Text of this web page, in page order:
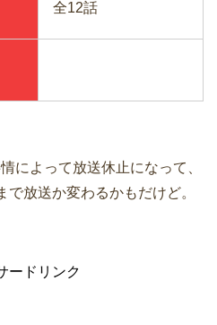
全12話
によって放送休止になって、
放送か変わるかもだけど。
ードリンク